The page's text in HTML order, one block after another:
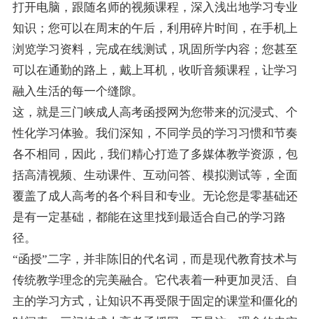
打开电脑，跟随名师的视频课程，深入浅出地学习专业
知识；您可以在周末的午后，利用碎片时间，在手机上
浏览学习资料，完成在线测试，巩固所学内容；您甚至
可以在通勤的路上，戴上耳机，收听音频课程，让学习
融入生活的每一个缝隙。
这，就是三门峡成人高考函授网为您带来的沉浸式、个
性化学习体验。我们深知，不同学员的学习习惯和节奏
各不相同，因此，我们精心打造了多媒体教学资源，包
括高清视频、生动课件、互动问答、模拟测试等，全面
覆盖了成人高考的各个科目和专业。无论您是零基础还
是有一定基础，都能在这里找到最适合自己的学习路
径。
“函授”二字，并非陈旧的代名词，而是现代教育技术与
传统教学理念的完美融合。它代表着一种更加灵活、自
主的学习方式，让知识不再受限于固定的课堂和僵化的